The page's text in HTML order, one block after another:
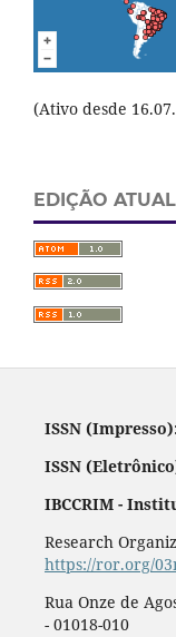
(Ativo desde
EDIÇÃO ATUAL
ISSN
ISSN
IBCCRIM -
Research
https://ror.org/
Rua Onze de
- 01018-010